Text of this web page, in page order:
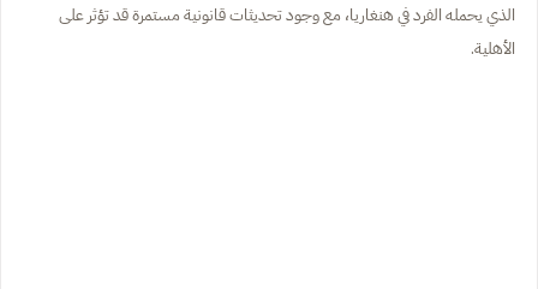
الذي يحمله الفرد في هنغاريا، مع وجود تحديثات قانونية مستمرة قد تؤثر على
الأهلية.